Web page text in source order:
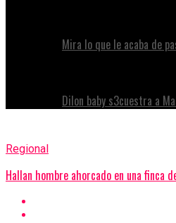
Mira lo que le acaba de
Dilon baby s3cuestra a
Regional
Hallan hombre ahorcado en una finca